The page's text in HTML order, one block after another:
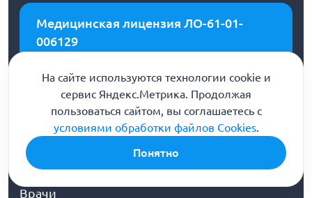
Медицинская лицензия ЛО-61-01-
006129
ООО «Первый шаг» (г. Новочеркасск) проспект
Ермака, 52
Наш e-mail:
novocherkassk@stranaprotivnarkotikov.ru
О клинике
Врачи
На сайте используются технологии cookie и
сервис Яндекс.Метрика. Продолжая
пользоваться сайтом, вы соглашаетесь с
условиями обработки файлов Cookies.
Понятно